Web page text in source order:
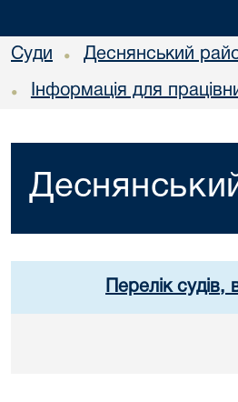
Суди • Деснянський
• Інформація для
Перелік судів,